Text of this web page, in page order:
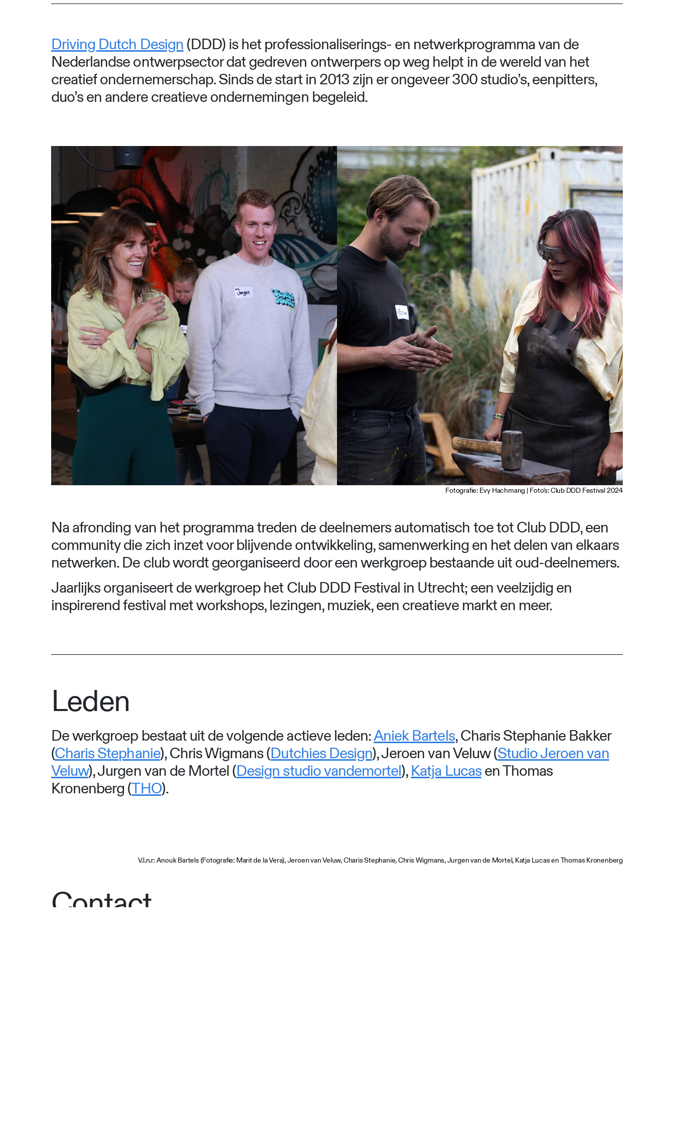
Driving Dutch Design (DDD) is het professionaliserings- en netwerkprogramma van de
Nederlandse ontwerpsector dat gedreven ontwerpers op weg helpt in de wereld van het
creatief ondernemerschap. Sinds de start in 2013 zijn er ongeveer 300 studio’s, eenpitters,
duo’s en andere creatieve ondernemingen begeleid.
Fotografie: Evy Hachmang | Foto's: Club DDD Festival 2024
Na afronding van het programma treden de deelnemers automatisch toe tot Club DDD, een
community die zich inzet voor blijvende ontwikkeling, samenwerking en het delen van elkaars
netwerken. De club wordt georganiseerd door een werkgroep bestaande uit oud-deelnemers.
Jaarlijks organiseert de werkgroep het Club DDD Festival in Utrecht; een veelzijdig en
inspirerend festival met workshops, lezingen, muziek, een creatieve markt en meer.
Leden
De werkgroep bestaat uit de volgende actieve leden:Aniek Bartels, Charis Stephanie Bakker
(Charis Stephanie), Chris Wigmans (Dutchies Design), Jeroen van Veluw (Studio Jeroen van
Veluw), Jurgen van de Mortel (Design studio vandemortel),Katja Lucasen Thomas
Kronenberg (THO).